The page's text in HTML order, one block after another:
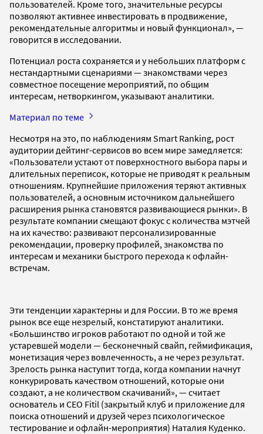
пользователей. Кроме того, значительные ресурсы
позволяют активнее инвестировать в продвижение,
рекомендательные алгоритмы и новый функционал», —
говорится в исследовании.
Потенциал роста сохраняется и у небольших платформ с
нестандартными сценариями — знакомствами через
совместное посещение мероприятий, по общим
интересам, нетворкингом, указывают аналитики.
Материал по теме
Несмотря на это, по наблюдениям Smart Ranking, рост
аудитории дейтинг-сервисов во всем мире замедляется:
«Пользователи устают от поверхностного выбора пары и
длительных переписок, которые не приводят к реальным
отношениям. Крупнейшие приложения теряют активных
пользователей, а основным источником дальнейшего
расширения рынка становятся развивающиеся рынки». В
результате компании смещают фокус с количества мэтчей
на их качество: развивают персонализированные
рекомендации, проверку профилей, знакомства по
интересам и механики быстрого перехода к офлайн-
встречам.
Эти тенденции характерны и для России. В то же время
рынок все еще незрелый, констатируют аналитики.
«Большинство игроков работают по одной и той же
устаревшей модели — бесконечный свайп, геймификация,
монетизация через вовлеченность, а не через результат.
Зрелость рынка наступит тогда, когда компании начнут
конкурировать качеством отношений, которые они
создают, а не количеством скачиваний», — считает
основатель и CEO Fitil (закрытый клуб и приложение для
поиска отношений и друзей через психологическое
тестирование и офлайн-мероприятия) Наталия Куденко.